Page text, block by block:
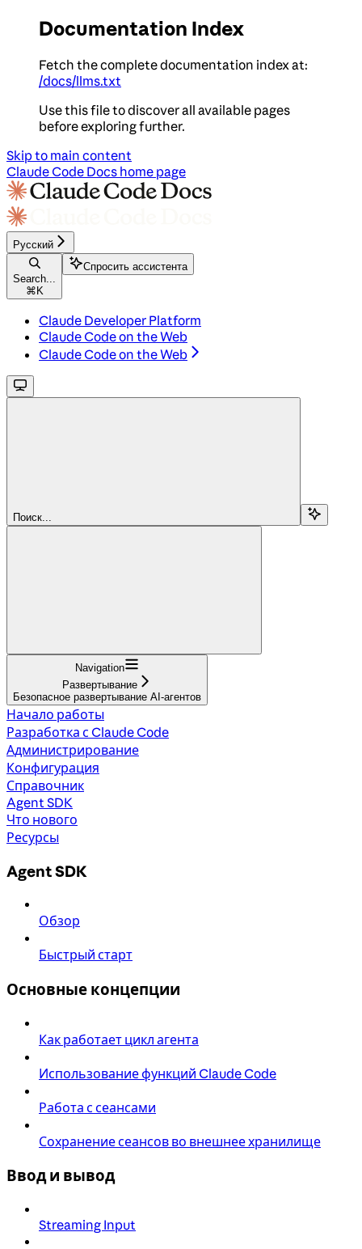
Documentation Index
Fetch the complete documentation index at:
/docs/llms.txt
Use this file to discover all available pages
before exploring further.
Skip to main content
Claude Code Docs home page
Русский
Search...
⌘ K
Спросить ассистента
Claude Developer Platform
Claude Code on the Web
Claude Code on the Web
Поиск...
Navigation
Развертывание
Безопасное развертывание AI-агентов
Начало работы
Разработка с Claude Code
Администрирование
Конфигурация
Справочник
Agent SDK
Что нового
Ресурсы
Agent SDK
Обзор
Быстрый старт
Основные концепции
Как работает цикл агента
Использование функций Claude Code
Работа с сеансами
Сохранение сеансов во внешнее хранилище
Ввод и вывод
Streaming Input